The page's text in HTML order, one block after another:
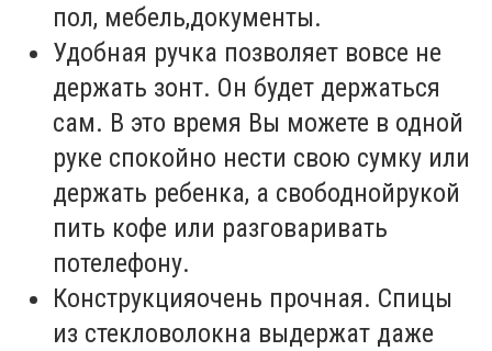
пол, мебель,документы.
Удобная ручка позволяет вовсе не
держать зонт. Он будет держаться
сам. В это время Вы можете в одной
руке спокойно нести свою сумку или
держать ребенка, а свободнойрукой
пить кофе или разговаривать
потелефону.
Конструкцияочень прочная. Спицы
из стекловолокна выдержат даже